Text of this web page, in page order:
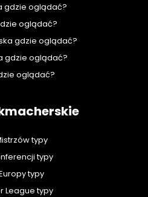
gdzie oglądać?
oglądać?
gdzie oglądać?
gdzie oglądać?
oglądać?
typy
typy
typy
League typy